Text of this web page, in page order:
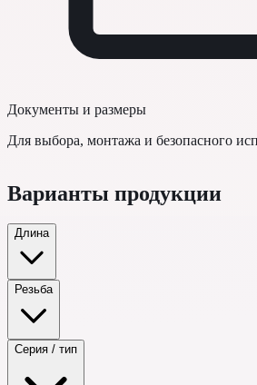
Документы и размеры
Для выбора, монтажа и безопасного
Варианты продукции
Длина
Резьба
Серия / тип